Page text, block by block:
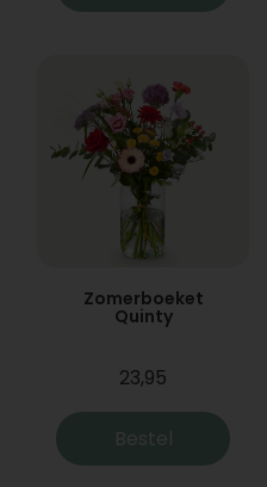
Zomerboeket
Quinty
23,95
Bestel